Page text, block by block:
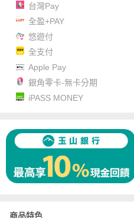
台灣Pay
全盈+PAY
悠遊付
全支付
Apple Pay
銀角零卡-無卡分期
iPASS MONEY
商品特色